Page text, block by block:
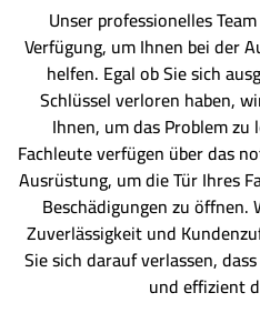
Unser professionelles
Verfügung, um Ihnen bei der
helfen. Egal ob Sie sich
Schlüssel verloren haben,
Ihnen, um das Problem
Fachleute verfügen über das
Ausrüstung, um die Tür Ihres
Beschädigungen zu
Zuverlässigkeit und
Sie sich darauf verlassen,
und effizient